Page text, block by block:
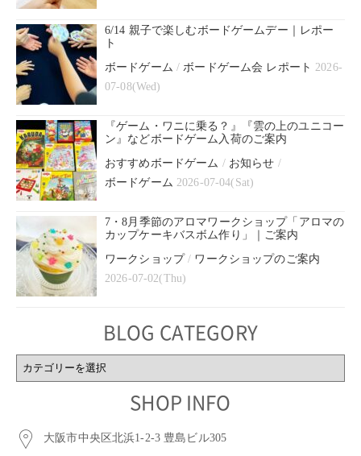
6/14 親子で楽しむボードゲームデー｜レポー
ト
ボードゲーム /ボードゲーム会 レポート 2026-
07-08(Wed)
『ゲーム・ワニに乗る？』『雲の上のユニコー
ン』などボードゲーム入荷のご案内
おすすめボードゲーム / お知らせ /
ボードゲーム 2026-07-04(Sat)
7・8月季節のアロマワークショップ「アロマの
カップケーキバスボム作り」｜ご案内
ワークショップ/ ワークショップのご案内
2026-07-02(Thu)
BLOG CATEGORY
BLOG
CATEGORY
SHOP INFO
大阪市中央区北浜1-2-3 豊島ビル305